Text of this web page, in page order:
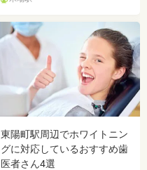
東陽町駅周辺でホワイトニン
グに対応しているおすすめ歯
医者さん4選